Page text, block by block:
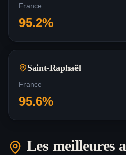
France
95.2%
Saint-Raphaël
France
95.6%
Les meilleures